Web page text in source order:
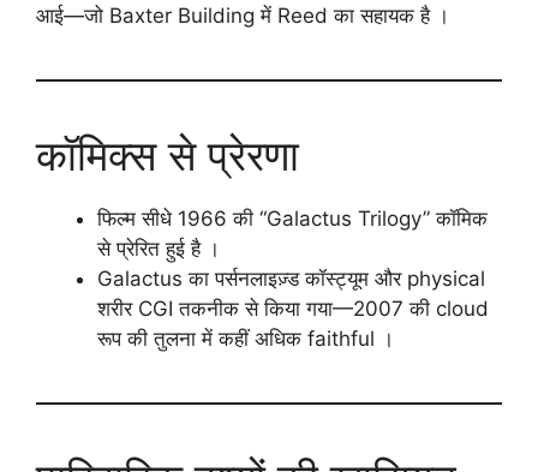
आई—जो Baxter Building में Reed का सहायक है ।
कॉमिक्स से प्रेरणा
फिल्म सीधे 1966 की “Galactus Trilogy” कॉमिक
से प्रेरित हुई है ।
Galactus का पर्सनलाइज़्ड कॉस्ट्यूम और physical
शरीर CGI तकनीक से किया गया—2007 की cloud
रूप की तुलना में कहीं अधिक faithful ।